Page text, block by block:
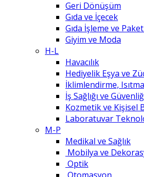
Geri Dönüşüm
Gıda ve İçecek
Gıda İşleme ve
Giyim ve Moda
H-L
Havacılık
Hediyelik Eşya ve
İklimlendirme,
İş Sağlığı ve
Kozmetik ve Kişisel
Laboratuvar
M-P
Medikal ve Sağlık
Mobilya ve
Optik